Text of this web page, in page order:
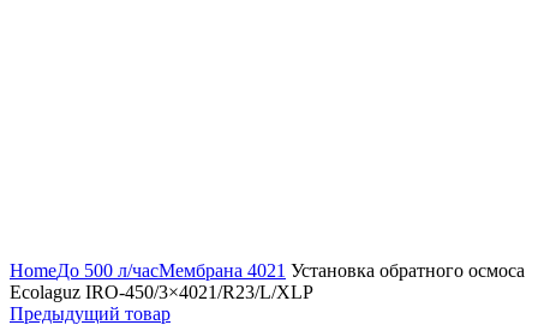
HomeДо 500 л/часМембрана 4021 Установка обратного осмоса
Ecolaguz IRO-450/3×4021/R23/L/XLP
Предыдущий товар